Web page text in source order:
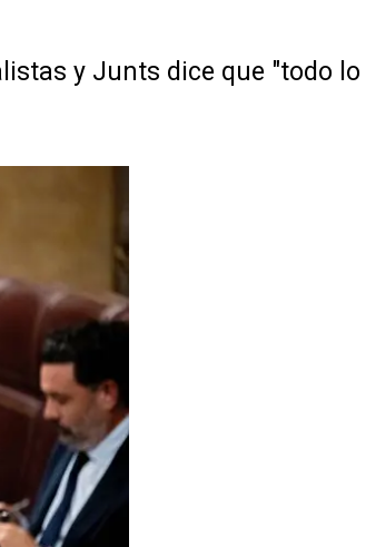
y Junts dice que "todo